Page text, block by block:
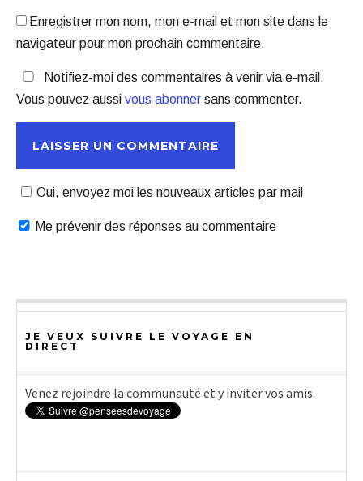
Enregistrer mon nom, mon e-mail et mon site dans le
navigateur pour mon prochain commentaire.
Notifiez-moi des commentaires à venir via e-mail.
Vous pouvez aussi vous abonner sans commenter.
Oui, envoyez moi les nouveaux articles par mail
Me prévenir des réponses au commentaire
JE VEUX SUIVRE LE VOYAGE EN
DIRECT
Venez rejoindre la communauté et y inviter vos amis.